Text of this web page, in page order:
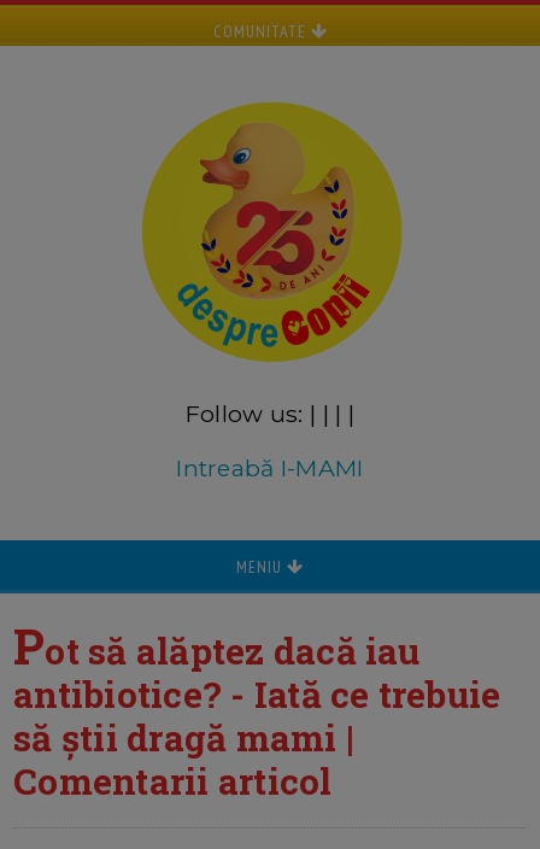
COMUNITATE
Follow us: | | | |
Intreabă I-MAMI
MENIU
Pot să alăptez dacă iau
antibiotice? - Iată ce trebuie
să știi dragă mami |
Comentarii articol